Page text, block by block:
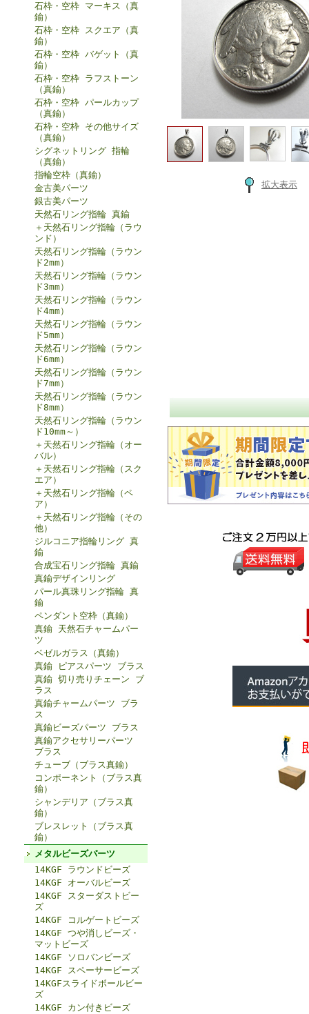
石枠・空枠 マーキス（真
鍮）
石枠・空枠 スクエア（真
鍮）
石枠・空枠 バゲット（真
鍮）
石枠・空枠 ラフストーン
（真鍮）
石枠・空枠 パールカップ
（真鍮）
石枠・空枠 その他サイズ
（真鍮）
シグネットリング 指輪
（真鍮）
指輪空枠（真鍮）
金古美パーツ
銀古美パーツ
天然石リング指輪 真鍮
＋天然石リング指輪（ラウ
ンド）
天然石リング指輪（ラウン
ド2mm）
天然石リング指輪（ラウン
ド3mm）
天然石リング指輪（ラウン
ド4mm）
天然石リング指輪（ラウン
ド5mm）
天然石リング指輪（ラウン
ド6mm）
天然石リング指輪（ラウン
ド7mm）
天然石リング指輪（ラウン
ド8mm）
天然石リング指輪（ラウン
ド10mm～）
＋天然石リング指輪（オー
バル）
＋天然石リング指輪（スク
エア）
＋天然石リング指輪（ペ
ア）
＋天然石リング指輪（その
他）
ジルコニア指輪リング 真
鍮
合成宝石リング指輪 真鍮
真鍮デザインリング
パール真珠リング指輪 真
鍮
ペンダント空枠（真鍮）
真鍮 天然石チャームパー
ツ
ベゼルガラス（真鍮）
真鍮 ピアスパーツ ブラス
真鍮 切り売りチェーン ブ
ラス
真鍮チャームパーツ ブラ
ス
真鍮ビーズパーツ ブラス
真鍮アクセサリーパーツ
ブラス
チューブ（ブラス真鍮）
コンポーネント（ブラス真
鍮）
シャンデリア（ブラス真
鍮）
ブレスレット（ブラス真
鍮）
メタルビーズパーツ
14KGF ラウンドビーズ
14KGF オーバルビーズ
14KGF スターダストビー
ズ
14KGF コルゲートビーズ
14KGF つや消しビーズ・
マットビーズ
14KGF ソロバンビーズ
14KGF スペーサービーズ
14KGFスライドボールビー
ズ
14KGF カン付きビーズ
拡大表示